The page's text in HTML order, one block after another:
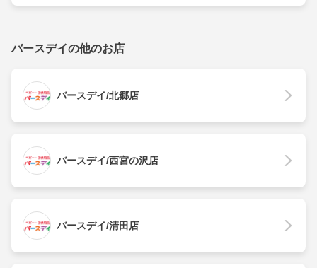
バースデイの他のお店
バースデイ/北郷店
バースデイ/西宮の沢店
バースデイ/清田店